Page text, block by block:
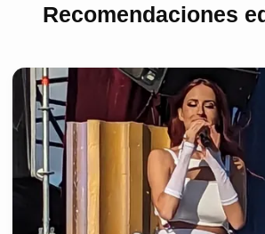
Recomendaciones